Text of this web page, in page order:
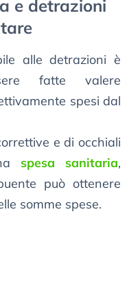
e detrazioni
alle detrazioni è
fatte valere
spesi dal
e di occhiali
spesa sanitaria,
può ottenere
somme spese.